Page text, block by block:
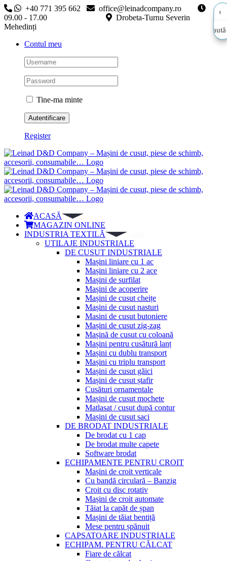
Skip
to
content
+40 771 395 662
office@leinadcompany.ro
09.00 - 17.00
Drobeta-Turnu Severin
Mehedinți
Contul meu
Tine-ma minte
Register
ACASĂ
MAGAZIN ONLINE
INDUSTRIA TEXTILĂ
UTILAJE INDUSTRIALE
DE CUSUT INDUSTRIALE
Mașini liniare cu 1 ac
Mașini liniare cu 2 ace
Mașini de surfilat
Mașini de acoperire
Mașini de cusut cheițe
Mașini de cusut nasturi
Masini de cusut butoniere
Mașini de cusut zig-zag
Mașină de cusut cu coloană
Mașini pentru cusătură lanț
Mașini cu dublu transport
Mașini cu triplu transport
Mașini de cusut găici
Mașini de cusut ștafir
Cusături ornamentale
Mașini de cusut mochete
Matlasat / cusut după contur
Mașini de cusut saci
DE BRODAT INDUSTRIALE
De brodat cu 1 cap
De brodat multe capete
Software brodat
ECHIPAMENTE PENTRU CROIT
Mașini de croit verticale
Cu bandă circulară – Banzig
Croit cu disc rotativ
Mașini de croit automate
Tăiat la capăt de șpan
Mașini de tăiat bentiță
Mese pentru șpănuit
CAPSATOARE INDUSTRIALE
ECHIPAM. PENTRU CĂLCAT
Fiare de călcat
Caută
Caută